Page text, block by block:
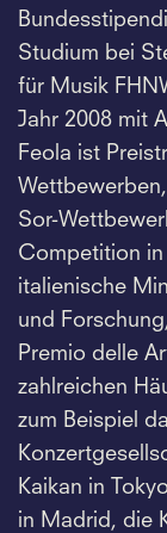
Studium bei
für Musik
Jahr 2008 mit
Feola ist
Sor-
Competition in
italienische
und
Premio delle
zahlreichen
zum Beispiel
Kaikan in
in Madrid, die